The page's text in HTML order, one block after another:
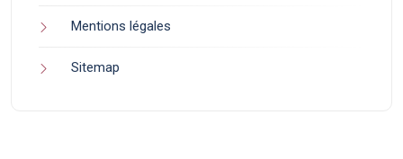
Mentions légales
Sitemap